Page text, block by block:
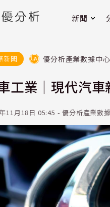
新聞
新聞 優分析產業數據中心
工業｜現代汽
11月18日 05:45 - 優分析產業數